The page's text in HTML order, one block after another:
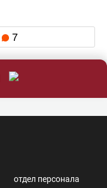
7
отдел персонала